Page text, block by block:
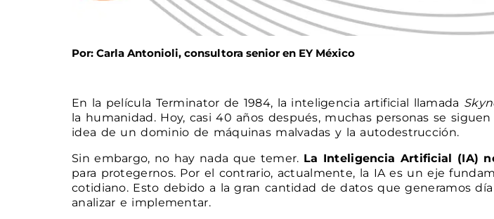
Por: Carla Antonioli, consultora senior en EY México
En la película Terminator de 1984, la inteligencia artificial llamada
la humanidad. Hoy, casi 40 años después, muchas personas se
idea de un dominio de máquinas malvadas y la autodestrucción.
Sin embargo, no hay nada que temer. La Inteligencia Artificial (IA)
para protegernos. Por el contrario, actualmente, la IA es un eje
cotidiano. Esto debido a la gran cantidad de datos que generamos
analizar e implementar.